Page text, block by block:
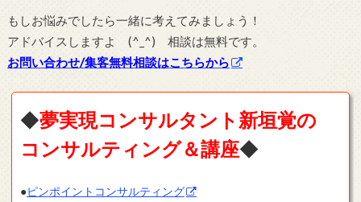
もしお悩みでしたら一緒に考えてみましょう！
アドバイスしますよ (^_^) 相談は無料です。
お問い合わせ/集客無料相談はこちらから
◆夢実現コンサルタント新垣覚の
コンサルティング＆講座◆
●ピンポイントコンサルティング